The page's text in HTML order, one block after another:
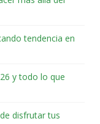
tendencia en
y todo lo que
disfrutar tus